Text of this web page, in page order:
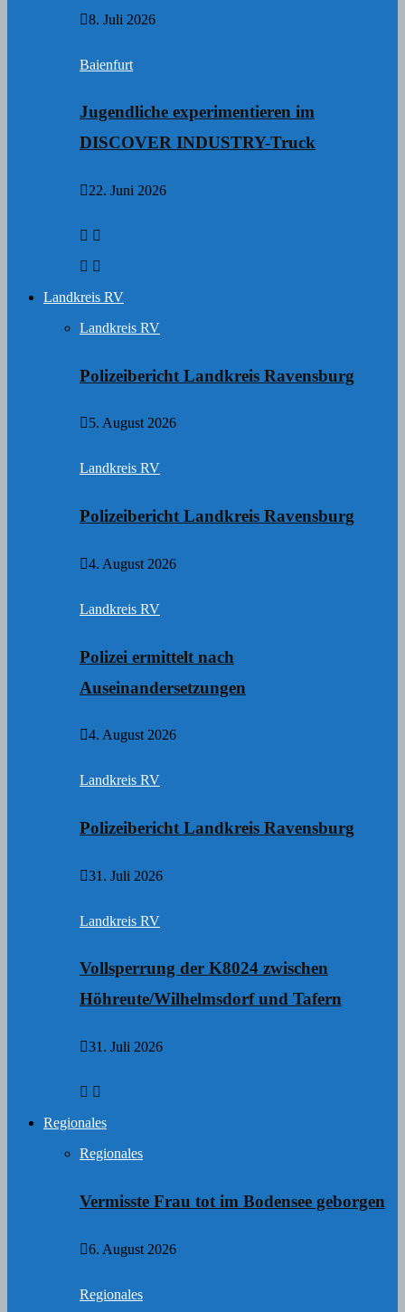
8. Juli 2026
Baienfurt
Jugendliche experimentieren im
DISCOVER INDUSTRY-Truck
22. Juni 2026
Landkreis RV
Landkreis RV
Polizeibericht Landkreis Ravensburg
5. August 2026
Landkreis RV
Polizeibericht Landkreis Ravensburg
4. August 2026
Landkreis RV
Polizei ermittelt nach
Auseinandersetzungen
4. August 2026
Landkreis RV
Polizeibericht Landkreis Ravensburg
31. Juli 2026
Landkreis RV
Vollsperrung der K8024 zwischen
Höhreute/Wilhelmsdorf und Tafern
31. Juli 2026
Regionales
Regionales
Vermisste Frau tot im Bodensee geborgen
6. August 2026
Regionales